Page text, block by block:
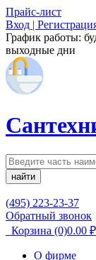
Прайс-лист
Вход |
График работы:
выходные дни
найти
(495) 223-23-37
Обратный звонок
Корзина (0)0.00 ₽
О фирме